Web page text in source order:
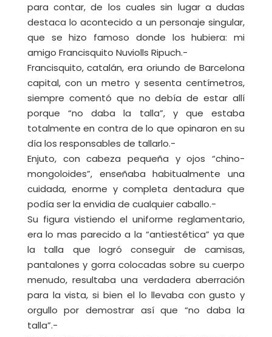
para contar, de los cuales sin lugar a dudas
destaca lo acontecido a un personaje singular,
que se hizo famoso donde los hubiera: mi
amigo Francisquito Nuviolls Ripuch.-
Francisquito, catalán, era oriundo de Barcelona
capital, con un metro y sesenta centímetros,
siempre comentó que no debía de estar allí
porque “no daba la talla”, y que estaba
totalmente en contra de lo que opinaron en su
día los responsables de tallarlo.-
Enjuto, con cabeza pequeña y ojos “chino-
mongoloides”, enseñaba habitualmente una
cuidada, enorme y completa dentadura que
podía ser la envidia de cualquier caballo.-
Su figura vistiendo el uniforme reglamentario,
era lo mas parecido a la “antiestética” ya que
la talla que logró conseguir de camisas,
pantalones y gorra colocadas sobre su cuerpo
menudo, resultaba una verdadera aberración
para la vista, si bien el lo llevaba con gusto y
orgullo por demostrar así que “no daba la
talla”.-